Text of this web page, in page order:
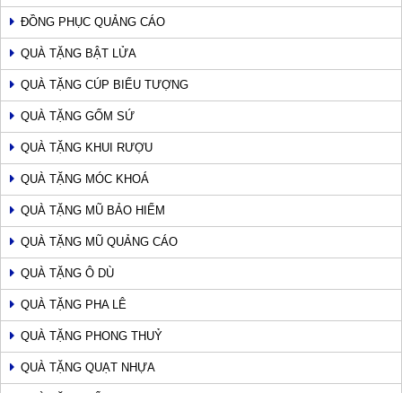
ĐỒNG PHỤC QUẢNG CÁO
QUÀ TẶNG BẬT LỬA
QUÀ TẶNG CÚP BIỂU TƯỢNG
QUÀ TẶNG GỐM SỨ
QUÀ TẶNG KHUI RƯỢU
QUÀ TẶNG MÓC KHOÁ
QUÀ TẶNG MŨ BẢO HIỂM
QUÀ TẶNG MŨ QUẢNG CÁO
QUÀ TẶNG Ô DÙ
QUÀ TẶNG PHA LÊ
QUÀ TẶNG PHONG THUỶ
QUÀ TẶNG QUẠT NHỰA